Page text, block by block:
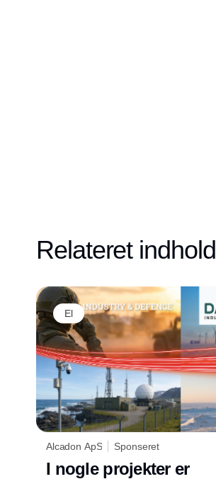
Relateret indhold
El
Alcadon ApS Sponseret
I nogle projekter er